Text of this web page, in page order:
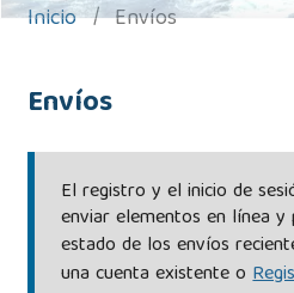
Inicio / Envíos
Envíos
El registro y el inicio de
enviar elementos en línea
estado de los envíos
una cuenta existente o